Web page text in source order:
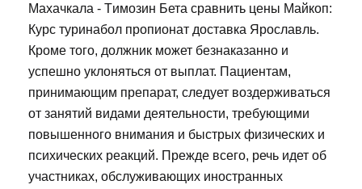
Махачкала - Tимозин Бета сравнить цены Майкоп:
Курс туринабол пропионат доставка Ярославль.
Кроме того, должник может безнаказанно и
успешно уклоняться от выплат. Пациентам,
принимающим препарат, следует воздерживаться
от занятий видами деятельности, требующими
повышенного внимания и быстрых физических и
психических реакций. Прежде всего, речь идет об
участниках, обслуживающих иностранных